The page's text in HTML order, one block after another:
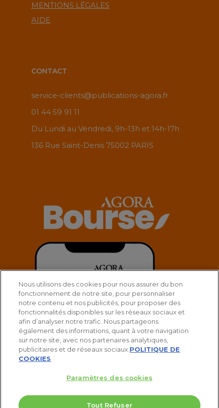
MENTIONS LÉGALES
AIDE
CONTACT
service-clients@publications-agora.fr
01 44 59 91 11
Du Lundi au Vendredi, 9h-13h et 14h-17h
136 Rue Saint-Denis 75002 PARIS
Nous utilisons des cookies pour nous assurer du bon
fonctionnement de notre site, pour personnaliser
notre contenu et nos publicités, pour proposer des
fonctionnalités disponibles sur les réseaux sociaux et
afin d’analyser notre trafic. Nous partageons
également des informations, quant à votre navigation
sur notre site, avec nos partenaires analytiques,
publicitaires et de réseaux sociaux. POLITIQUE DE
COOKIES
Paramètres des cookies
Tout Refuser